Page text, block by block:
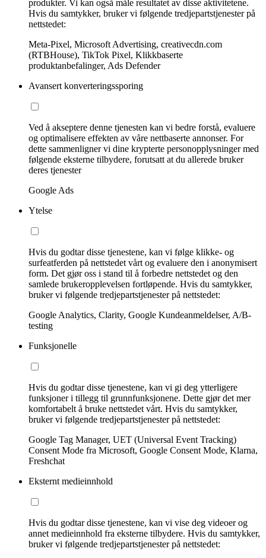
produkter. Vi kan også måle resultatet av disse aktivitetene.
Hvis du samtykker, bruker vi følgende tredjepartstjenester på
nettstedet:
Meta-Pixel, Microsoft Advertising, creativecdn.com
(RTBHouse), TikTok Pixel, Klikkbaserte
produktanbefalinger, Ads Defender
Avansert konverteringssporing
Ved å akseptere denne tjenesten kan vi bedre forstå, evaluere
og optimalisere effekten av våre nettbaserte annonser. For
dette sammenligner vi dine krypterte personopplysninger med
følgende eksterne tilbydere, forutsatt at du allerede bruker
deres tjenester
Google Ads
Ytelse
Hvis du godtar disse tjenestene, kan vi følge klikke- og
surfeatferden på nettstedet vårt og evaluere den i anonymisert
form. Det gjør oss i stand til å forbedre nettstedet og den
samlede brukeropplevelsen fortløpende. Hvis du samtykker,
bruker vi følgende tredjepartstjenester på nettstedet:
Google Analytics, Clarity, Google Kundeanmeldelser, A/B-
testing
Funksjonelle
Hvis du godtar disse tjenestene, kan vi gi deg ytterligere
funksjoner i tillegg til grunnfunksjonene. Dette gjør det mer
komfortabelt å bruke nettstedet vårt. Hvis du samtykker,
bruker vi følgende tredjepartstjenester på nettstedet:
Google Tag Manager, UET (Universal Event Tracking)
Consent Mode fra Microsoft, Google Consent Mode, Klarna,
Freshchat
Eksternt medieinnhold
Hvis du godtar disse tjenestene, kan vi vise deg videoer og
annet medieinnhold fra eksterne tilbydere. Hvis du samtykker,
bruker vi følgende tredjepartstjenester på nettstedet: